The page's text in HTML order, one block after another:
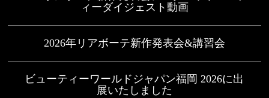
ィーダイジェスト動画
2026年リアボーテ新作発表会&講習会
ビューティーワールドジャパン福岡 2026に出
展いたしました